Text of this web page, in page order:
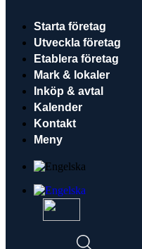
Starta företag
Utveckla företag
Etablera företag
Mark & lokaler
Inköp & avtal
Kalender
Kontakt
Meny